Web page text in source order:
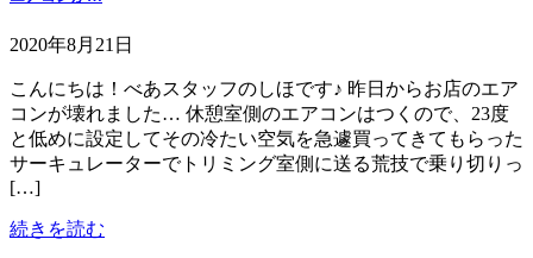
2020年8月21日
こんにちは！べあスタッフのしほです♪ 昨日からお店のエア
コンが壊れました… 休憩室側のエアコンはつくので、23度
と低めに設定してその冷たい空気を急遽買ってきてもらった
サーキュレーターでトリミング室側に送る荒技で乗り切りっ
[…]
続きを読む